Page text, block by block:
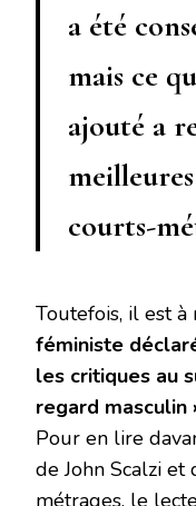
a été
mais ce
ajouté a
courts-
Toutefois, il est
féministe
les critiques au
regard masculin
Pour en lire
de John Scalzi
métrages, le